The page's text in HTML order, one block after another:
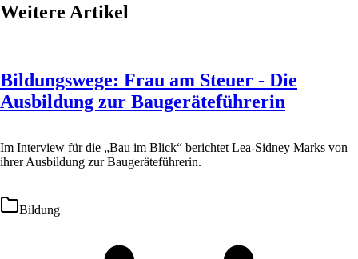
Weitere Artikel
Bildungswege: Frau am Steuer - Die
Ausbildung zur Baugeräteführerin
Im Interview für die „Bau im Blick“ berichtet Lea-Sidney Marks von
ihrer Ausbildung zur Baugeräteführerin.
Bildung